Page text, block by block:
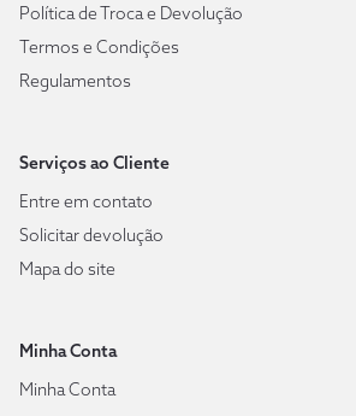
Política de Troca e Devolução
Termos e Condições
Regulamentos
Serviços ao Cliente
Entre em contato
Solicitar devolução
Mapa do site
Minha Conta
Minha Conta